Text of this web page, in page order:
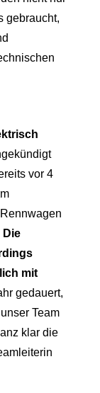
gebraucht,
vor 4
Die
mit
gedauert,
Team
klar die